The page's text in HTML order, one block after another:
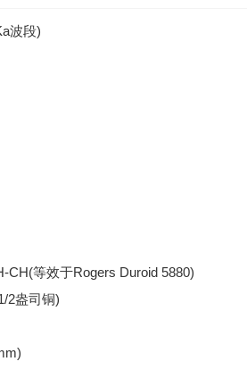
波段)
等效于Rogers Duroid 5880)
2盎司铜)